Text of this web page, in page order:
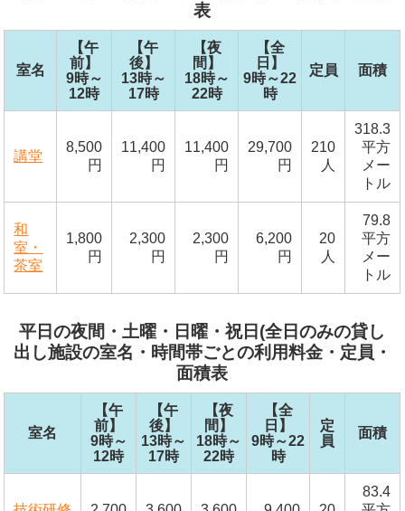
表
室名
【午
前】
9時～
12時
【午
後】
13時～
17時
【夜
間】
18時～
22時
【全
日】
9時～22
時
定員 面積
講堂
8,500
円
11,400
円
11,400
円
29,700
円
210
人
318.3
平方
メー
トル
和
室・
茶室
1,800
円
2,300
円
2,300
円
6,200
円
20
人
79.8
平方
メー
トル
平日の夜間・土曜・日曜・祝日(全日のみの貸し
出し施設の室名・時間帯ごとの利用料金・定員・
面積表
室名
【午
前】
9時～
12時
【午
後】
13時～
17時
【夜
間】
18時～
22時
【全
日】
9時～22
時
定
員
面積
83.4